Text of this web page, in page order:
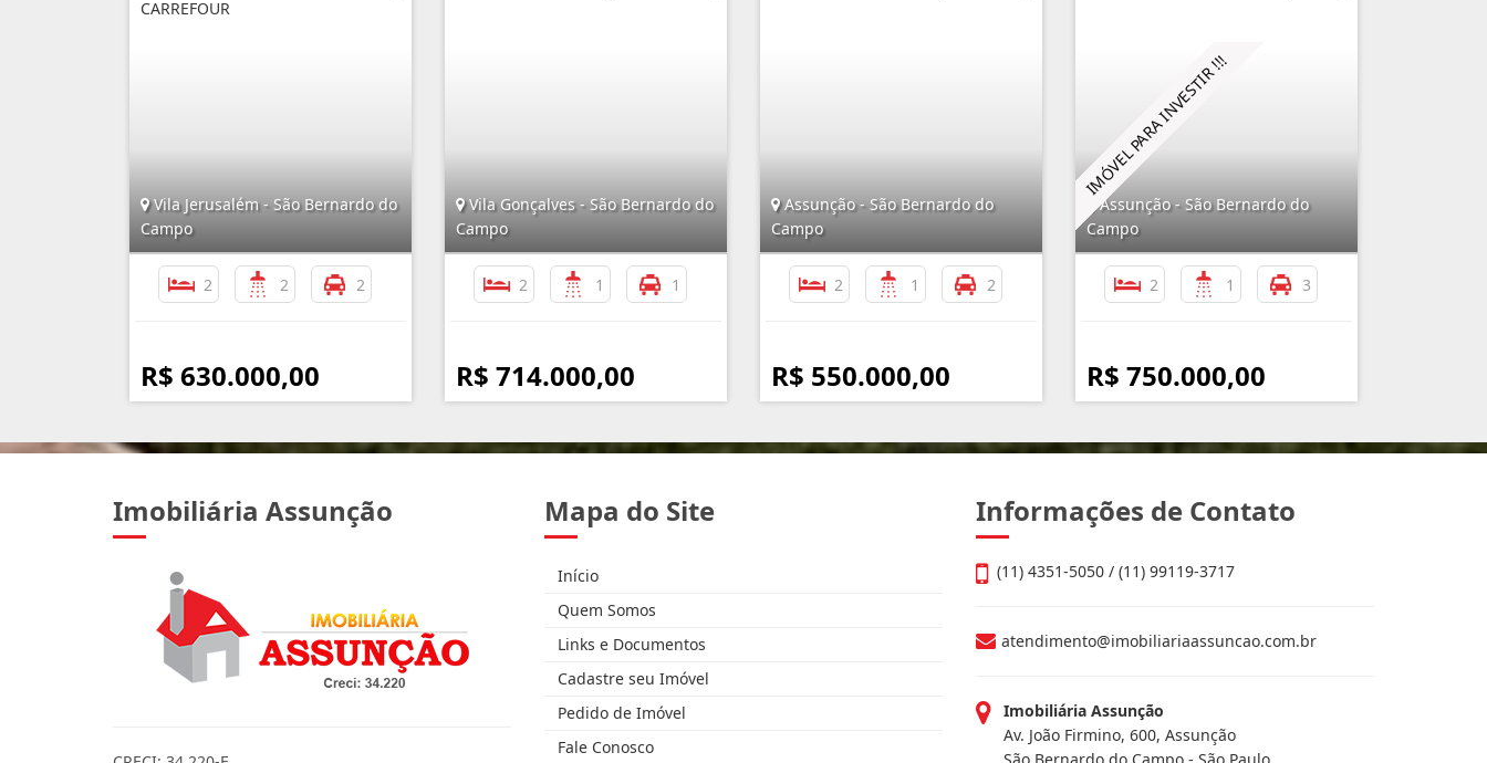
CARREFOUR
Vila Jerusalém - São Bernardo do
Campo
2 2 2
R$ 630.000,00
Vila Gonçalves - São Bernardo do
Campo
2 1 1
R$ 714.000,00
Assunção - São Bernardo do
Campo
2 1 2
R$ 550.000,00
Assunção - São Bernardo do
Campo
2 1 3
R$ 750.000,00
Imobiliária Assunção Mapa do Site
Início
Quem Somos
Links e Documentos
Cadastre seu Imóvel
Pedido de Imóvel
Fale Conosco
Informações de Contato
(11) 4351-5050 / (11) 99119-3717
atendimento@imobiliariaassuncao.com.br
Imobiliária Assunção
Av. João Firmino, 600, Assunção